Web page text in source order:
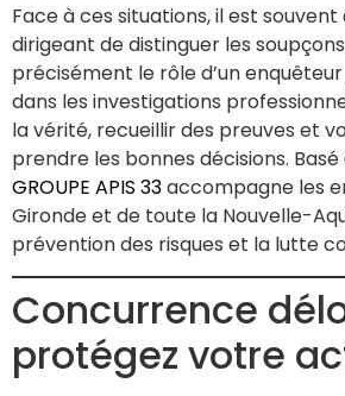
Face à ces situations, il est
dirigeant de distinguer les
précisément le rôle d’un
dans les investigations
la vérité, recueillir des preuves et
prendre les bonnes décisions. Basé
GROUPE APIS 33accompagne les
Gironde et de toute la Nouvelle-
prévention des risques et la lutte
Concurrence
protégez votre